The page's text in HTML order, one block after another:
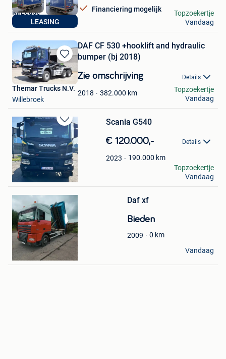
LEASING
Financiering mogelijk
MrLease
Hooglede
Topzoekertje
Vandaag
Bewaren
in
Mijn
Favorieten
DAF CF 530 +hooklift and hydraulic
bumper (bj 2018)
Zie omschrijving Details
2018 382.000 km
Themar Trucks N.V.
Willebroek
Topzoekertje
Vandaag
Bewaren
in
Mijn
Favorieten
Scania G540
€ 120.000,- Details
2023 190.000 km
Koziel
Herstal
Topzoekertje
Vandaag
Bewaren
Mijn
Favorieten
Daf xf
Bieden
2009 0 km
JDK TECH
Gerpinnes
Vandaag